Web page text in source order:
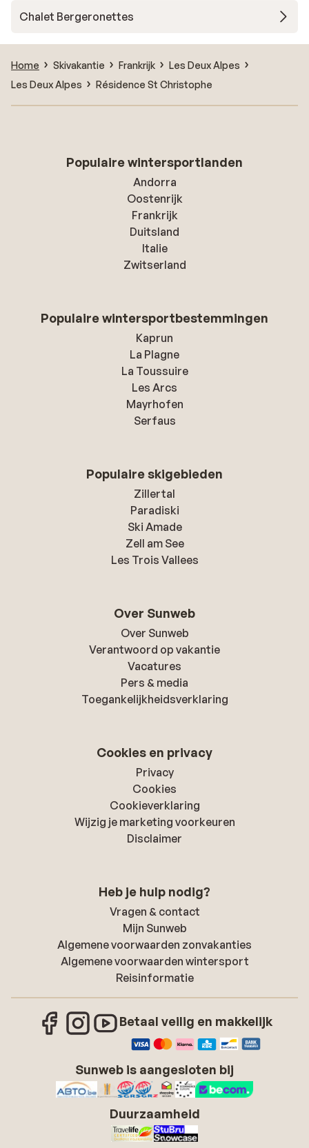
Chalet Bergeronettes
Home Skivakantie Frankrijk
Les Deux Alpes
Les Deux Alpes
Résidence St Christophe
Populaire wintersportlanden
Andorra
Oostenrijk
Frankrijk
Duitsland
Italie
Zwitserland
Populaire wintersportbestemmingen
Kaprun
La Plagne
La Toussuire
Les Arcs
Mayrhofen
Serfaus
Populaire skigebieden
Zillertal
Paradiski
Ski Amade
Zell am See
Les Trois Vallees
Over Sunweb
Over Sunweb
Verantwoord op vakantie
Vacatures
Pers & media
Toegankelijkheidsverklaring
Cookies en privacy
Privacy
Cookies
Cookieverklaring
Wijzig je marketing voorkeuren
Disclaimer
Heb je hulp nodig?
Vragen & contact
Mijn Sunweb
Algemene voorwaarden zonvakanties
Algemene voorwaarden wintersport
Reisinformatie
Betaal veilig en makkelijk
Sunweb is aangesloten bij
Duurzaamheid